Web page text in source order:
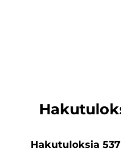
Hakutuloksia 537